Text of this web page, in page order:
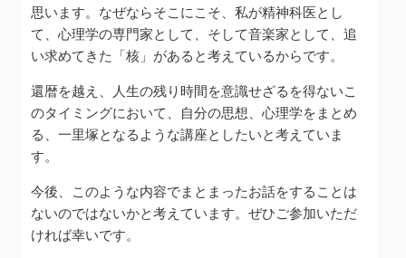
思います。なぜならそこにこそ、私が精神科医とし
て、心理学の専門家として、そして音楽家として、追
い求めてきた「核」があると考えているからです。
還暦を越え、人生の残り時間を意識せざるを得ないこ
のタイミングにおいて、自分の思想、心理学をまとめ
る、一里塚となるような講座としたいと考えていま
す。
今後、このような内容でまとまったお話をすることは
ないのではないかと考えています。ぜひご参加いただ
ければ幸いです。